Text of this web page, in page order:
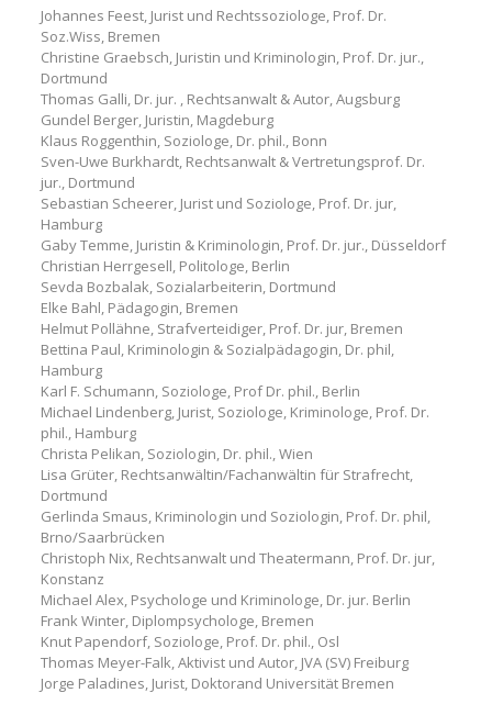
Johannes Feest, Jurist und Rechtssoziologe, Prof. Dr.
Soz.Wiss, Bremen
Christine Graebsch, Juristin und Kriminologin, Prof. Dr. jur.,
Dortmund
Thomas Galli, Dr. jur. , Rechtsanwalt & Autor, Augsburg
Gundel Berger, Juristin, Magdeburg
Klaus Roggenthin, Soziologe, Dr. phil., Bonn
Sven-Uwe Burkhardt, Rechtsanwalt & Vertretungsprof. Dr.
jur., Dortmund
Sebastian Scheerer, Jurist und Soziologe, Prof. Dr. jur,
Hamburg
Gaby Temme, Juristin & Kriminologin, Prof. Dr. jur., Düsseldorf
Christian Herrgesell, Politologe, Berlin
Sevda Bozbalak, Sozialarbeiterin, Dortmund
Elke Bahl, Pädagogin, Bremen
Helmut Pollähne, Strafverteidiger, Prof. Dr. jur, Bremen
Bettina Paul, Kriminologin & Sozialpädagogin, Dr. phil,
Hamburg
Karl F. Schumann, Soziologe, Prof Dr. phil., Berlin
Michael Lindenberg, Jurist, Soziologe, Kriminologe, Prof. Dr.
phil., Hamburg
Christa Pelikan, Soziologin, Dr. phil., Wien
Lisa Grüter, Rechtsanwältin/Fachanwältin für Strafrecht,
Dortmund
Gerlinda Smaus, Kriminologin und Soziologin, Prof. Dr. phil,
Brno/Saarbrücken
Christoph Nix, Rechtsanwalt und Theatermann, Prof. Dr. jur,
Konstanz
Michael Alex, Psychologe und Kriminologe, Dr. jur. Berlin
Frank Winter, Diplompsychologe, Bremen
Knut Papendorf, Soziologe, Prof. Dr. phil., Osl
Thomas Meyer-Falk, Aktivist und Autor, JVA (SV) Freiburg
Jorge Paladines, Jurist, Doktorand Universität Bremen